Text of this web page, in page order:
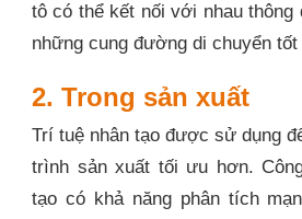
tô có thể kết nối với nhau thông
những cung đường di chuyển tốt
2. Trong sản xuất
Trí tuệ nhân tạo được sử dụng
trình sản xuất tối ưu hơn.
tạo có khả năng phân tích